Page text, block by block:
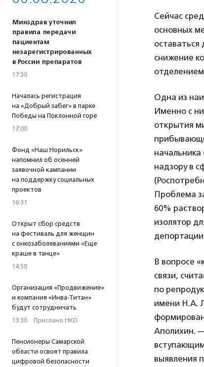
Минздрав уточнил
правила передачи
пациентам
незарегистрированных
в России препаратов
17:30
Началась регистрация
на «Добрый забег» в парке
Победы на Поклонной горе
17:00
Фонд «Наш Норильск»
напомнил об осенней
заявочной кампании
на поддержку социальных
проектов
16:31
Открыт сбор средств
на фестиваль для женщин
с онкозаболеваниями «Еще
краше в танце»
14:50
Организация «Продвижение»
и компания «Инва-Титан»
будут сотрудничать
13:30 · Прислано НКО
Пенсионеры Самарской
области освоят правила
цифровой безопасности
Сейчас
основных
снижение
Одна из
Именно с
открытия
надзору в
Проблема
60%
изолятор
В вопросе
связи,
по
имени Н.А.
Аполихин.
выявления